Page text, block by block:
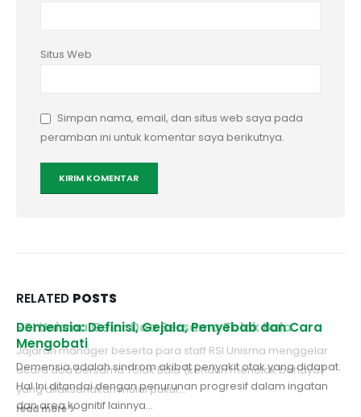
Situs Web
Simpan nama, email, dan situs web saya pada
peramban ini untuk komentar saya berikutnya.
RELATED POSTS
RSI Unisma Gelar Doa Bersama Tolak Bala
Jajaran manager beserta para staff RSI Unisma menggelar
acara doa bersama Tolak Bala (kenduri menolak bahaya)
yang dilaksanakan mulai pukul...
read more
Demensia: Definisi, Gejala, Penyebab dan Cara
Mengobati
Demensia adalah sindrom akibat penyakit otak yang didapat.
Hal Ini ditandai dengan penurunan progresif dalam ingatan
dan area kognitif lainnya...